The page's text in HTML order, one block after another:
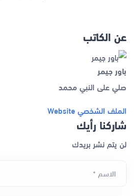
عن الكاتب
باور جيمر
صلي على النبي محمد
الملف الشخصي Website
شاركنا رأيك
لن يتم نشر بريدك
الاسم *